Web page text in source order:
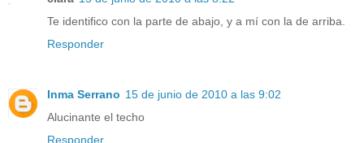
Te identifico con la parte de abajo, y a mí con la de arriba.
Responder
Inma Serrano 15 de junio de 2010 a las 9:02
Alucinante el techo
Responder